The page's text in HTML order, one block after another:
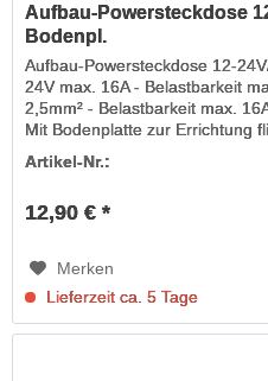
Aufbau-Powersteckdose
Bodenpl.
Aufbau-Powersteckdose 12-
24V max. 16A - Belastbarkeit
2,5mm² - Belastbarkeit max.
Mit Bodenplatte zur Errichtung
Artikel-Nr.:
12,90 € *
Merken
Lieferzeit ca. 5 Tage